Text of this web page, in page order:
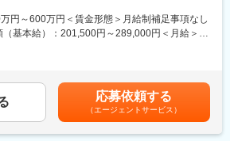
～40代が中心）
・計装の3チーム体制。建築、機械、電気・計
、企業理念にある「限りある地球資源の有効活
とし、貴金属関連事業と食品関連事業を展開し
グループ全体の売上高は順調に拡大、売上高
ております。
容 ※下記一連の工程から1つの作業をお任せし
導体や、基盤（電子機器・家電部品）等の仕分
にて溶かし、原料となるスクラップから貴金属
製品化
預かった機械に付着している貴金属を、薬品や
円～600万円＜賃金形態＞月給制補足事項なし
（基本給）：201,500円～289,000円＜月給＞
■モデル年収25歳：460万円（月収28万円（手
35歳：520万円（月収33万円（手当込み）＋賞
でも目安の金額であり、選考を通じて上下する
月給(月額)は固定手当を含めた表記です。
応募依頼する
（エージェントサービス）